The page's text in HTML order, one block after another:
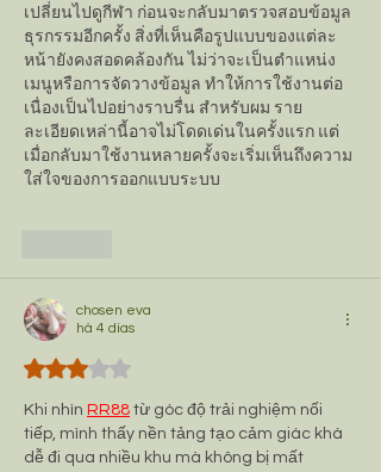
เปลี่ยนไปดูกีฬา ก่อนจะกลับมาตรวจสอบข้อมูล
ธุรกรรมอีกครั้ง สิ่งที่เห็นคือรูปแบบของแต่ละ
หน้ายังคงสอดคล้องกัน ไม่ว่าจะเป็นตำแหน่ง
เมนูหรือการจัดวางข้อมูล ทำให้การใช้งานต่อ
เนื่องเป็นไปอย่างราบรื่น สำหรับผม ราย
ละเอียดเหล่านี้อาจไม่โดดเด่นในครั้งแรก แต่
เมื่อกลับมาใช้งานหลายครั้งจะเริ่มเห็นถึงความ
ใส่ใจของการออกแบบระบบ
chosen eva
há 4 dias
Avaliado com 3 de 5 estrelas.
Khi nhìn RR88 từ góc độ trải nghiệm nối
tiếp, mình thấy nền tảng tạo cảm giác khá
dễ đi qua nhiều khu mà không bị mất